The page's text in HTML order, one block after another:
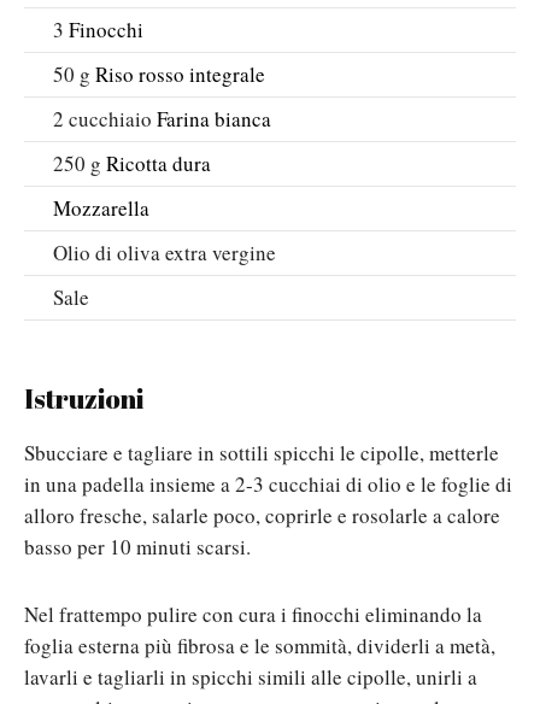
3 Finocchi
50 g Riso rosso integrale
2 cucchiaio Farina bianca
250 g Ricotta dura
Mozzarella
Olio di oliva extra vergine
Sale
Istruzioni
Sbucciare e tagliare in sottili spicchi le cipolle, metterle
in una padella insieme a 2-3 cucchiai di olio e le foglie di
alloro fresche, salarle poco, coprirle e rosolarle a calore
basso per 10 minuti scarsi.
Nel frattempo pulire con cura i finocchi eliminando la
foglia esterna più fibrosa e le sommità, dividerli a metà,
lavarli e tagliarli in spicchi simili alle cipolle, unirli a